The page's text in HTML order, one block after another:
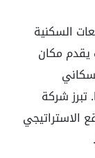
السكنية
يقدم مكان
تبرز شركة
الاستراتيجي